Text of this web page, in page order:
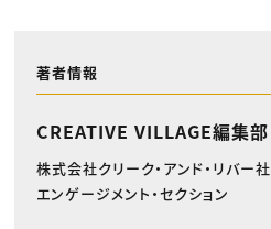
著者情報
CREATIVE VILLAGE編集部
株式会社クリーク・アンド・リバー社
エンゲージメント・セクション